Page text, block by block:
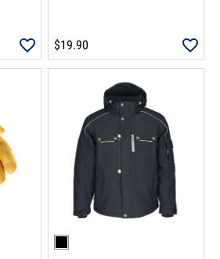
$19.90